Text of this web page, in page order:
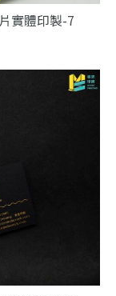
實體印製-7